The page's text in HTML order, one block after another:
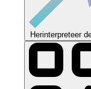
Herinterpreteer